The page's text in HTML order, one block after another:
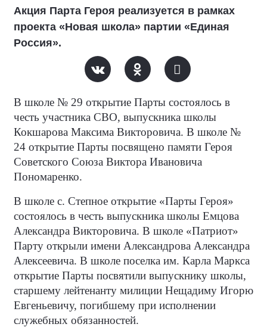
Акция Парта Героя реализуется в рамках
проекта «Новая школа» партии «Единая
Россия».
В школе № 29 открытие Парты состоялось в
честь участника СВО, выпускника школы
Кокшарова Максима Викторовича. В школе №
24 открытие Парты посвящено памяти Героя
Советского Союза Виктора Ивановича
Пономаренко.
В школе с. Степное открытие «Парты Героя»
состоялось в честь выпускника школы Емцова
Александра Викторовича. В школе «Патриот»
Парту открыли имени Александрова Александра
Алексеевича. В школе поселка им. Карла Маркса
открытие Парты посвятили выпускнику школы,
старшему лейтенанту милиции Нещадиму Игорю
Евгеньевичу, погибшему при исполнении
служебных обязанностей.